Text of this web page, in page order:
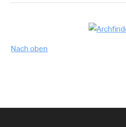
Nach oben